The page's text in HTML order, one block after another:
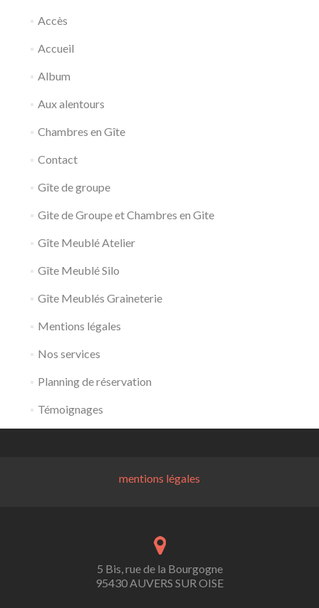
Accès
Accueil
Album
Aux alentours
Chambres en Gîte
Contact
Gîte de groupe
Gite de Groupe et Chambres en Gite
Gîte Meublé Atelier
Gîte Meublé Silo
Gîte Meublés Graineterie
Mentions légales
Nos services
Planning de réservation
Témoignages
mentions légales
5 Bis, rue de la Bourgogne
95430 AUVERS SUR OISE